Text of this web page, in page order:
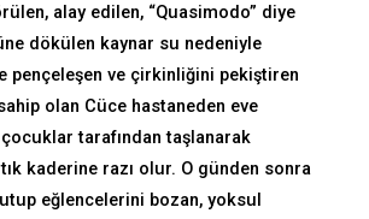
alay edilen, “Quasimodo” diye
dökülen kaynar su nedeniyle
pençeleşen ve çirkinliğini pekiştiren
olan Cüce hastaneden eve
tarafından taşlanarak
kaderine razı olur. O günden sonra
eğlencelerini bozan, yoksul